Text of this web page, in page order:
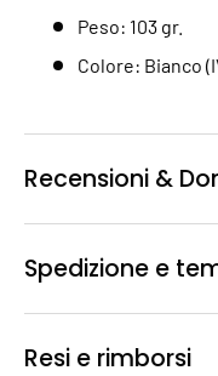
Peso: 103 gr.
Colore: Bianco
Recensioni &
Spedizione e
Resi e rimborsi